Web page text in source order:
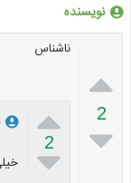
نویسنده

2

ناشناس

2
